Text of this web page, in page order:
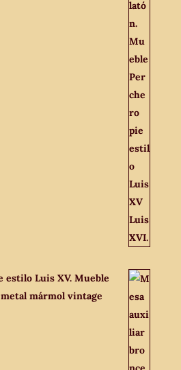
estilo Luis XV. Mueble
mármol vintage